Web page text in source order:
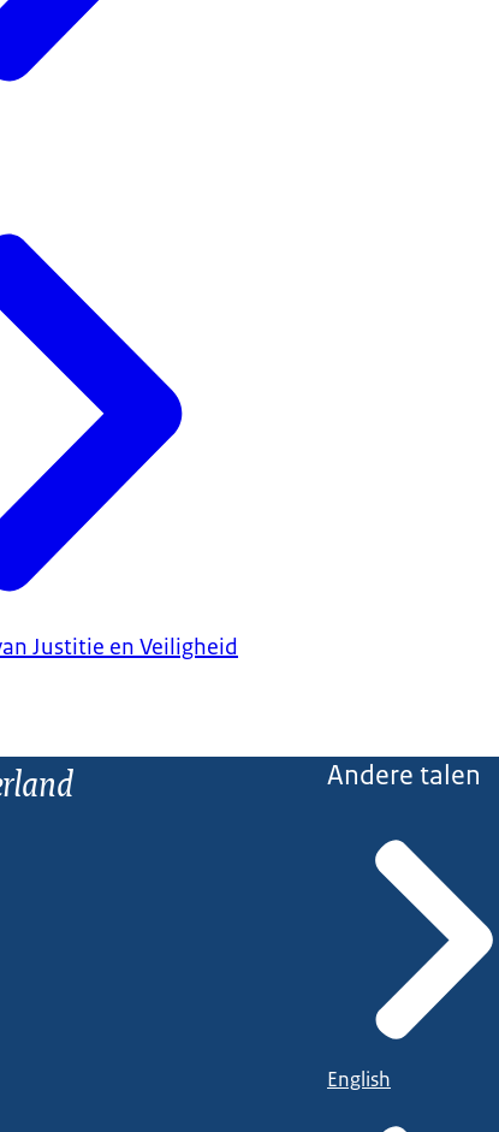
Justitie en Veiligheid
Andere talen
English